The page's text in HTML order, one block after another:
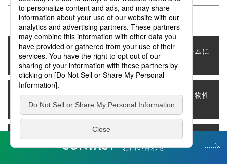
CONTACT お問い合わせ
サンニックス(硬質用)は
ここがすごい
ポリウレタンフォームに
ついて
サンニックス主要ライン
ナップ
各用途での処方例・物性
値
硬質ポリウレタンフォー
ムの成形方法